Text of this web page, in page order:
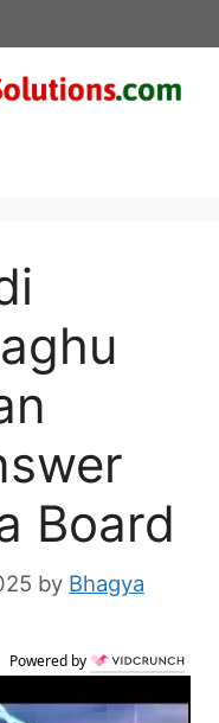
Board
by Bhagya
Powered by